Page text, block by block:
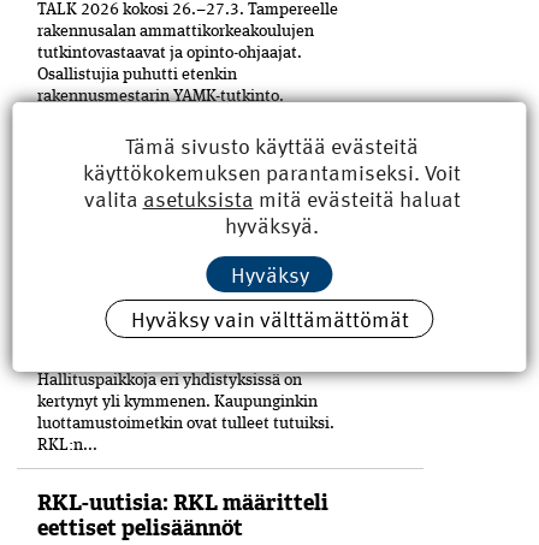
TALK 2026 kokosi 26.–27.3. Tampereelle
rakennusalan ammattikorkeakoulujen
tutkintovastaavat ja opinto-ohjaajat.
Osallistujia puhutti etenkin
rakennusmestarin YAMK-tutkinto.
ylemmän ammattikorkeakoulututkinnon
rooli on puhuttanut viime ­aikoina. ­
Aiheesta...
Hallituksen jäsen esittelyssä:
Antti Mäkelä uskaltaa kysyä
Rakennusinsinööri Antti Mäkelä, 60, on ollut
yhdistysaktiivi siitä saakka, kun hänestä tuli
21-vuo­tiaana Petäjäskosken nuoriso­seuran
Hallituspaikkoja eri yhdistyksissä on
kertynyt yli kymmenen. Kaupunginkin
luottamustoimetkin ovat tulleet tutuiksi.
RKL:n...
RKL-uutisia: RKL määritteli
eettiset pelisäännöt
Tämä sivusto käyttää evästeitä
käyttökokemuksen parantamiseksi. Voit
valita asetuksista mitä evästeitä haluat
hyväksyä.
Hyväksy
Hyväksy vain välttämättömät